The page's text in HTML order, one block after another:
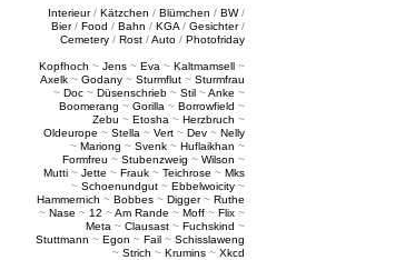
Interieur/ Kätzchen / Blümchen / BW/
Bier/ Food / Bahn / KGA / Gesichter/
Cemetery / Rost /Auto / Photofriday
Kopfhoch ~ Jens ~ Eva ~ Kaltmamsell ~
Axelk ~ Godany ~ Sturmflut ~ Sturmfrau
~ Doc ~ Düsenschrieb ~ Stil ~Anke ~
Boomerang ~ Gorilla ~ Borrowfield ~
Zebu ~ Etosha ~ Herzbruch ~
Oldeurope ~ Stella ~ Vert ~ Dev ~ Nelly
~ Mariong ~ Svenk ~ Huflaikhan ~
Formfreu ~ Stubenzweig ~ Wilson ~
Mutti ~ Jette ~ Frauk ~ Teichrose ~ Mks
~ Schoenundgut ~ Ebbelwoicity ~
Hammernich ~ Bobbes ~ Digger~ Ruthe
~ Nase ~ 12 ~Am Rande ~ Moff ~ Flix ~
Meta ~ Clausast ~ Fuchskind ~
Stuttmann ~ Egon ~ Fail ~ Schisslaweng
~ Strich ~ Krumins ~ Xkcd